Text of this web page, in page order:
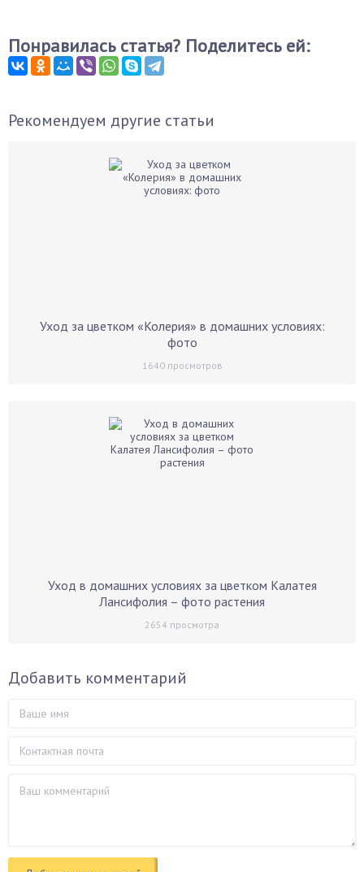
Понравилась статья? Поделитесь ей:
Рекомендуем другие статьи
Уход за цветком «Колерия» в домашних условиях:
фото
1640просмотров
Уход в домашних условиях за цветком Калатея
Лансифолия – фото растения
2654 просмотра
Добавить комментарий